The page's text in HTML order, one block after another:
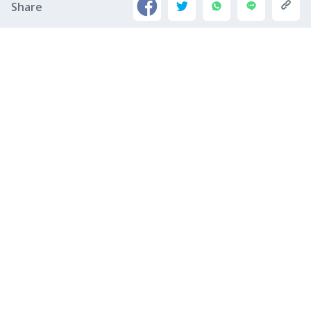
Share